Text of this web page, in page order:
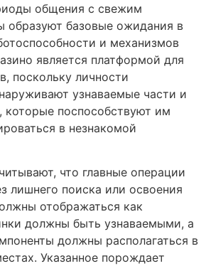
общения с свежим
образуют базовые ожидания в
и механизмов
является платформой для
поскольку личности
узнаваемые части и
которые поспособствуют им
в незнакомой
что главные операции
лишнего поиска или освоения
отображаться как
должны быть узнаваемыми, а
должны располагаться в
Указанное порождает